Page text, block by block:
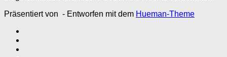
Präsentiert von - Entworfen mit dem Hueman-Theme